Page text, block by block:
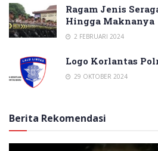
Ragam Jenis
Hingga Maknanya
2 FEBRUARI 2024
Logo Korlantas
29 OKTOBER 2024
Berita Rekomendasi